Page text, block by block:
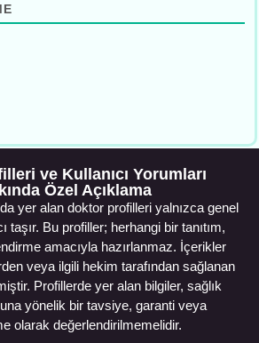
ve Kullanıcı Yorumları
Özel Açıklama
yer alan doktor profilleri yalnızca genel
taşır. Bu profiller; herhangi bir tanıtım,
amacıyla hazırlanmaz. İçerikler
veya ilgili hekim tarafından sağlanan
Profillerde yer alan bilgiler, sağlık
yönelik bir tavsiye, garanti veya
olarak değerlendirilmemelidir.